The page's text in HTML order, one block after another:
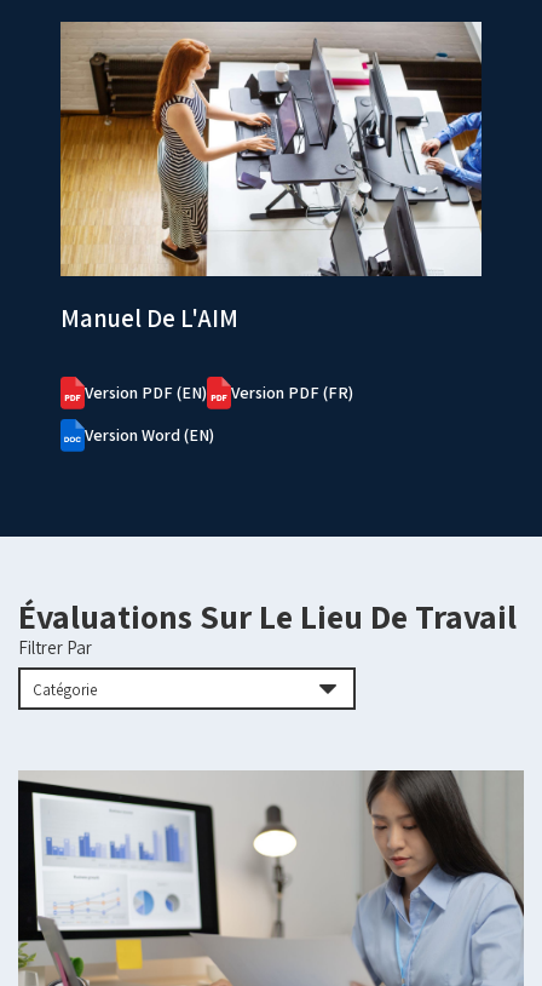
Manuel De L'AIM
Version PDF (EN)
Version PDF (FR)
Version Word (EN)
Évaluations Sur Le Lieu De Travail
Filtrer Par
Catégorie